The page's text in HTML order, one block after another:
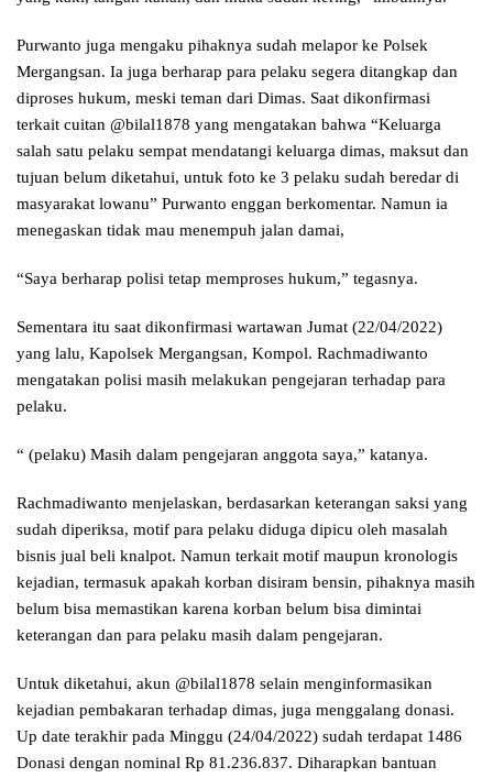
Purwanto juga mengaku pihaknya sudah melapor ke Polsek
Mergangsan. Ia juga berharap para pelaku segera ditangkap dan
diproses hukum, meski teman dari Dimas. Saat dikonfirmasi
terkait cuitan @bilal1878 yang mengatakan bahwa “Keluarga
salah satu pelaku sempat mendatangi keluarga dimas, maksut dan
tujuan belum diketahui, untuk foto ke 3 pelaku sudah beredar di
masyarakat lowanu” Purwanto enggan berkomentar. Namun ia
menegaskan tidak mau menempuh jalan damai,
“Saya berharap polisi tetap memproses hukum,” tegasnya.
Sementara itu saat dikonfirmasi wartawan Jumat (22/04/2022)
yang lalu, Kapolsek Mergangsan, Kompol. Rachmadiwanto
mengatakan polisi masih melakukan pengejaran terhadap para
pelaku.
“ (pelaku) Masih dalam pengejaran anggota saya,” katanya.
Rachmadiwanto menjelaskan, berdasarkan keterangan saksi yang
sudah diperiksa, motif para pelaku diduga dipicu oleh masalah
bisnis jual beli knalpot. Namun terkait motif maupun kronologis
kejadian, termasuk apakah korban disiram bensin, pihaknya masih
belum bisa memastikan karena korban belum bisa dimintai
keterangan dan para pelaku masih dalam pengejaran.
Untuk diketahui, akun @bilal1878 selain menginformasikan
kejadian pembakaran terhadap dimas, juga menggalang donasi.
Up date terakhir pada Minggu (24/04/2022) sudah terdapat 1486
Donasi dengan nominal Rp 81.236.837. Diharapkan bantuan